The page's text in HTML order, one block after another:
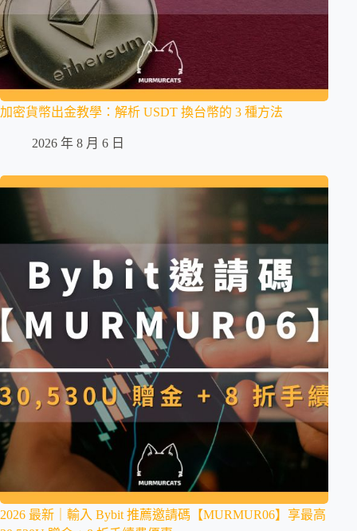
加密貨幣出金教學：解析 USDT 換台幣的 3 種方法
2026 年 8 月 6 日
2026 最新｜輸入 Bybit 推薦邀請碼【MURMUR06】享最高